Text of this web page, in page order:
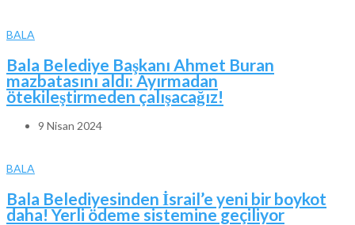
BALA
Bala Belediye Başkanı Ahmet Buran
mazbatasını aldı: Ayırmadan
ötekileştirmeden çalışacağız!
9 Nisan 2024
BALA
Bala Belediyesinden İsrail’e yeni bir boykot
daha! Yerli ödeme sistemine geçiliyor